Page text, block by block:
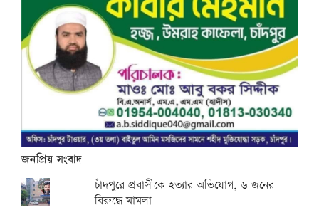
জনপ্রিয় সংবাদ
চাঁদপুরে প্রবাসীকে হত্যার অভিযোগ, ৬ জনের
বিরুদ্ধে মামলা